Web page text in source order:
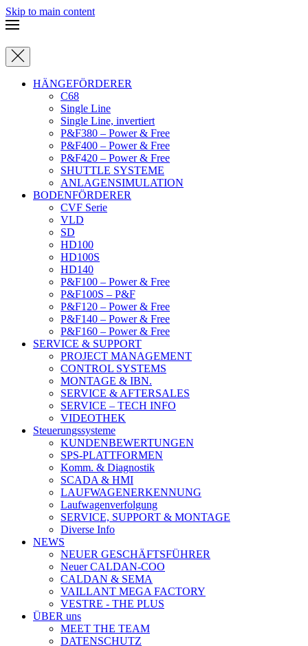
Skip to main content
HÄNGEFÖRDERER
C68
Single Line
Single Line, invertiert
P&F380 – Power & Free
P&F400 – Power & Free
P&F420 – Power & Free
SHUTTLE SYSTEME
ANLAGENSIMULATION
BODENFÖRDERER
CVF Serie
VLD
SD
HD100
HD100S
HD140
P&F100 – Power & Free
P&F100S – P&F
P&F120 – Power & Free
P&F140 – Power & Free
P&F160 – Power & Free
SERVICE & SUPPORT
PROJECT MANAGEMENT
CONTROL SYSTEMS
MONTAGE & IBN.
SERVICE & AFTERSALES
SERVICE – TECH INFO
VIDEOTHEK
Steuerungssysteme
KUNDENBEWERTUNGEN
SPS-PLATTFORMEN
Komm. & Diagnostik
SCADA & HMI
LAUFWAGENERKENNUNG
Laufwagenverfolgung
SERVICE, SUPPORT & MONTAGE
Diverse Info
NEWS
NEUER GESCHÄFTSFÜHRER
Neuer CALDAN-COO
CALDAN & SEMA
VAILLANT MEGA FACTORY
VESTRE - THE PLUS
ÜBER uns
MEET THE TEAM
DATENSCHUTZ